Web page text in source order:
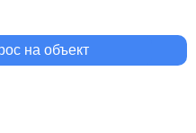
на объект